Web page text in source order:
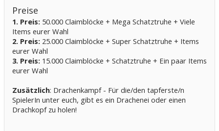
Preise
1. Preis: 50.000 Claimblöcke + Mega Schatztruhe + Viele
Items eurer Wahl
2. Preis: 25.000 Claimblöcke + Super Schatztruhe + Items
eurer Wahl
3. Preis: 15.000 Claimblöcke + Schatztruhe + Ein paar Items
eurer Wahl
Zusätzlich: Drachenkampf - Für die/den tapferste/n
SpielerIn unter euch, gibt es ein Drachenei oder einen
Drachkopf zu holen!